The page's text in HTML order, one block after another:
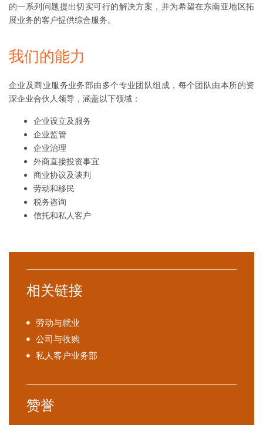
的一系列问题提出切实可行的解决方案，并为希望在东南亚地区拓
展业务的客户提供综合服务。
我们的能力
企业及商业服务业务部由多个专业团队组成，每个团队由本所的资
深企业合伙人领导，涵盖以下领域：
企业设立及服务
企业监管
企业治理
外商直接投资事宜
商业协议及谈判
劳动和移民
税务咨询
信托和私人客户
相关链接
劳动与就业
公司与收购
私人客户业务部
赞誉